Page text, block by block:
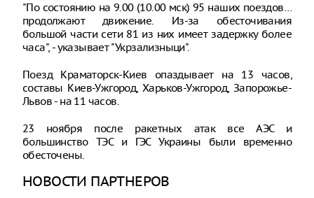
"По состоянию на 9.00 (10.00 мск) 95 наших поездов…
продолжают движение. Из-за обесточивания
большой части сети 81 из них имеет задержку более
часа", - указывает "Укрзализныци".
Поезд Краматорск-Киев опаздывает на 13 часов,
составы Киев-Ужгород, Харьков-Ужгород, Запорожье-
Львов - на 11 часов.
23 ноября после ракетных атак все АЭС и
большинство ТЭС и ГЭС Украины были временно
обесточены.
НОВОСТИ ПАРТНЕРОВ